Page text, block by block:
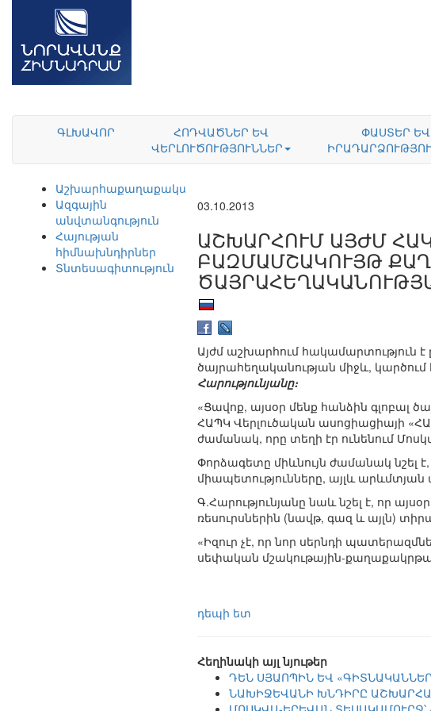
ԳԼԽԱՎՈՐ
ՀՈԴՎԱԾՆԵՐ ԵՎ
ՎԵՐԼՈՒԾՈՒԹՅՈՒՆՆԵՐ
ՓԱՍՏԵՐ ԵՎ
Աշխարհաքաղաքականություն
Ազգային
անվտանգություն
Հայության
հիմնախնդիրներ
Տնտեսագիտություն
03.10.2013
ԱՇԽԱՐՀՈՒՄ ԱՅԺՄ
ԲԱԶՄԱՄՇԱԿՈՒՅԹ
Այժմ աշխարհում հակամարտություն
ծայրահեղականության միջև, կարծում
Հարությունյանը։
«Ցավոք, այսօր մենք հանձին
ՀԱՊԿ Վերլուծական ասոցիացիայի
ժամանակ, որը տեղի էր ունենում
Փորձագետը միևնույն ժամանակ նշել
միապետությունները, այլև արևմտյան
Գ.Հարությունյանը նաև նշել է, որ
ռեսուրսներին (նավթ, գազ և այլն)
«Իզուր չէ, որ նոր սերնդի
սեփական մշակութային-
դեպի ետ
Հեղինակի այլ նյութեր
ԴԵՆ ՍՅԱՈՊԻՆ ԵՎ
ՆԱԽԻՋԵՎԱՆԻ ԽՆԴԻՐԸ